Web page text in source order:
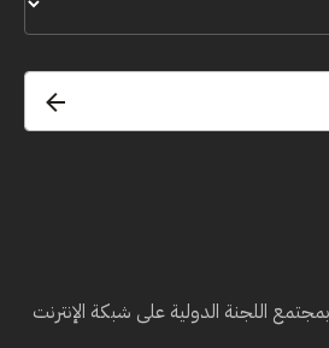
اللجنة الدولية على شبكة الإنترنت